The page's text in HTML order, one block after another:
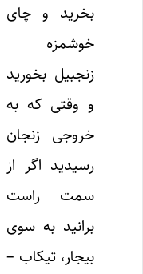
بخرید و چای
خوشمزه
زنجبیل بخورید
و وقتی که به
خروجی زنجان
رسیدید اگر از
سمت راست
برانید به سوی
بیجار، تیکاب –